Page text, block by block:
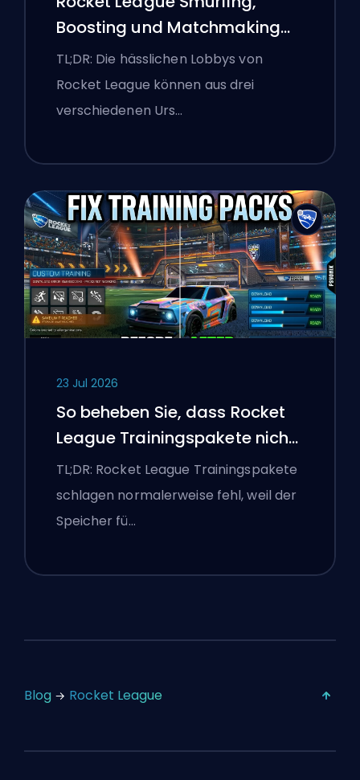
Boosting und Matchmaking
Erklärt
TL;DR: Die hässlichen Lobbys von
Rocket League können aus drei
verschiedenen Urs…
23 Jul 2026
So beheben Sie, dass Rocket
League Trainingspakete nicht
funktionieren
TL;DR: Rocket League Trainingspakete
schlagen normalerweise fehl, weil der
Speicher fü…
Blog Rocket League